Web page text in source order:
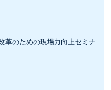
革のための現場力向上セミナ